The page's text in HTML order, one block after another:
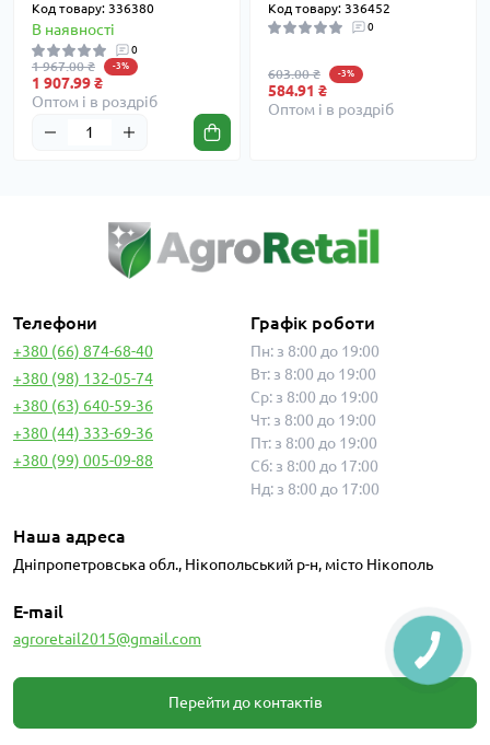
Код товару: 336380
В наявності
0
1 967.00 ₴ -3%
1 907.99 ₴
Оптом і в роздріб
Код товару: 336452
0
603.00 ₴ -3%
584.91 ₴
Оптом і в роздріб
Телефони
+380 (66) 874-68-40
+380 (98) 132-05-74
+380 (63) 640-59-36
+380 (44) 333-69-36
+380 (99) 005-09-88
Графік роботи
Пн: з 8:00 до 19:00
Вт: з 8:00 до 19:00
Ср: з 8:00 до 19:00
Чт: з 8:00 до 19:00
Пт: з 8:00 до 19:00
Сб: з 8:00 до 17:00
Нд: з 8:00 до 17:00
Наша адреса
Дніпропетровська обл., Нікопольський р-н, місто Нікополь
E-mail
agroretail2015@gmail.com
Перейти до контактів